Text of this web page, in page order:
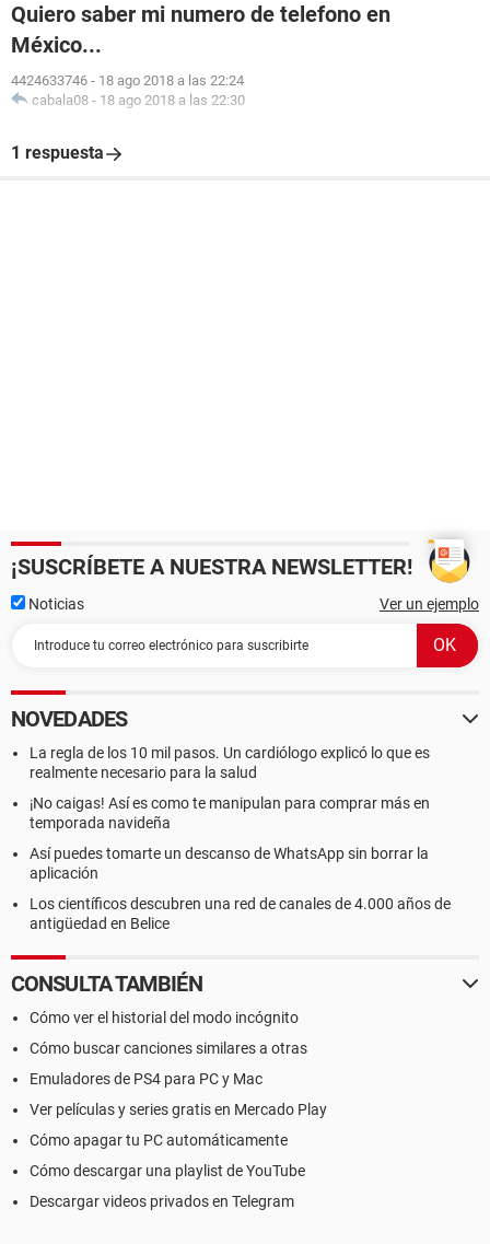
Quiero saber mi numero de telefono en
México...
4424633746 - 18 ago 2018 a las 22:24
cabala08 - 18 ago 2018 a las 22:30
1 respuesta
¡SUSCRÍBETE A NUESTRA NEWSLETTER!
Noticias Ver un ejemplo
NOVEDADES
La regla de los 10 mil pasos. Un cardiólogo explicó lo que es
realmente necesario para la salud
¡No caigas! Así es como te manipulan para comprar más en
temporada navideña
Así puedes tomarte un descanso de WhatsApp sin borrar la
aplicación
Los científicos descubren una red de canales de 4.000 años de
antigüedad en Belice
CONSULTA TAMBIÉN
Cómo ver el historial del modo incógnito
Cómo buscar canciones similares a otras
Emuladores de PS4 para PC y Mac
Ver películas y series gratis en Mercado Play
Cómo apagar tu PC automáticamente
Cómo descargar una playlist de YouTube
Descargar videos privados en Telegram